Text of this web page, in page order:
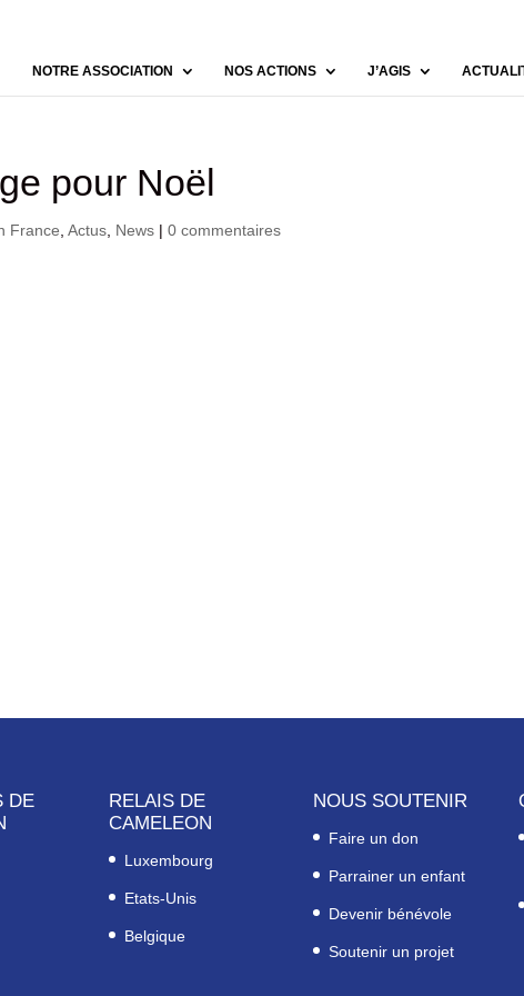
NOTRE ASSOCIATION NOS ACTIONS J’AGIS
pour Noël
France ,Actus News |0 commentaires
DE
RELAIS DE
CAMELEON
Luxembourg
Etats-Unis
Belgique
NOUS SOUTENIR
Faire un don
Parrainer un enfant
Devenir bénévole
Soutenir un projet